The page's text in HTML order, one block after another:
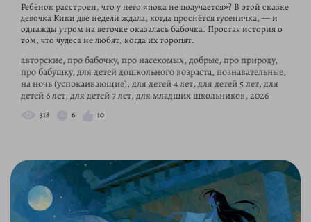
Ребёнок расстроен, что у него «пока не получается»? В этой сказке
девочка Кики две недели ждала, когда проснётся гусеничка, — и
однажды утром на веточке оказалась бабочка. Простая история о
том, что чудеса не любят, когда их торопят.
авторские, про бабочку, про насекомых, добрые, про природу,
про бабушку, для детей дошкольного возраста, познавательные,
на ночь (успокаивающие), для детей 4 лет, для детей 5 лет, для
детей 6 лет, для детей 7 лет, для младших школьников, 2026
318 6 10